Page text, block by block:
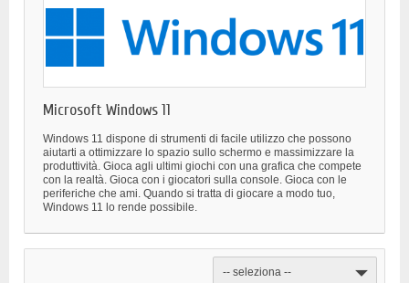
Microsoft Windows 11
Windows 11 dispone di strumenti di facile utilizzo che possono
aiutarti a ottimizzare lo spazio sullo schermo e massimizzare la
produttività. Gioca agli ultimi giochi con una grafica che compete
con la realtà. Gioca con i giocatori sulla console. Gioca con le
periferiche che ami. Quando si tratta di giocare a modo tuo,
Windows 11 lo rende possibile.
-- seleziona --